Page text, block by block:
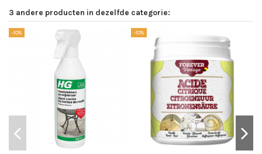
3 andere producten in dezelfde categorie:
-10% -10%